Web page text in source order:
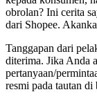
obrolan? Ini cerita
dari Shopee.
Tanggapan dari
diterima. Jika Anda
pertanyaan/
resmi pada tautan di